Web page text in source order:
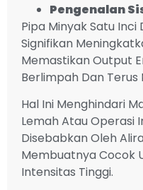
Pengenalan
Pipa Minyak Satu
Signifikan
Memastikan Output
Berlimpah Dan Terus
Hal Ini Menghindari
Lemah Atau Operasi
Disebabkan Oleh
Membuatnya Cocok
Intensitas Tinggi.